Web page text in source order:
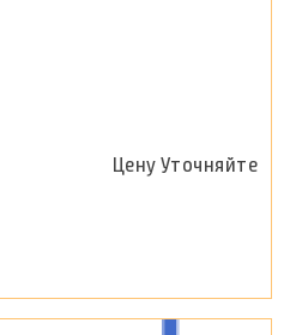
Цену Уточняйте